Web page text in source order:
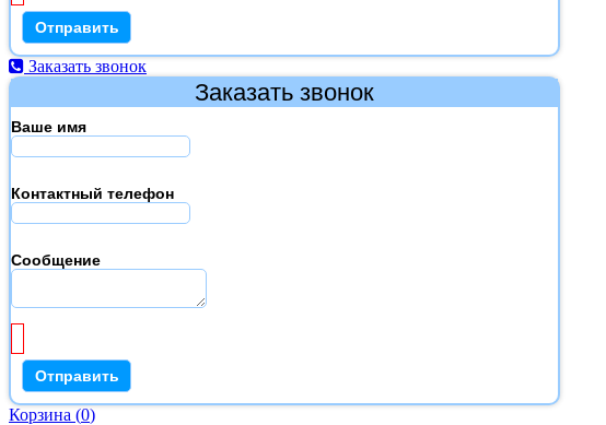
Заказать звонок
Заказать звонок
Ваше имя
Контактный телефон
Сообщение
Корзина (0)